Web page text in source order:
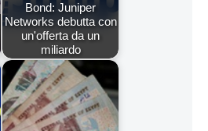
Bond: Juniper
Networks debutta con
un'offerta da un
miliardo